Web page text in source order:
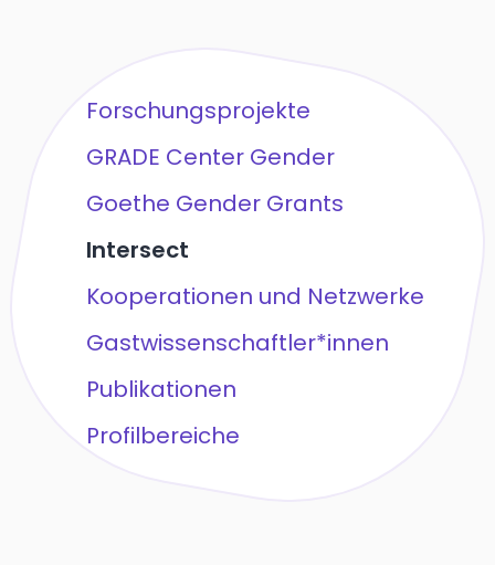
Forschungsprojekte
GRADE Center Gender
Goethe Gender Grants
Intersect
Kooperationen und Netzwerke
Gastwissenschaftler*innen
Publikationen
Profilbereiche